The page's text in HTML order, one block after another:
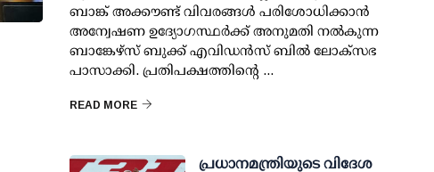
ബാങ്ക് അക്കൗണ്ട് വിവരങ്ങള്‍ പരിശോധിക്കാന്‍
അന്വേഷണ ഉദ്യോഗസ്ഥര്‍ക്ക് അനുമതി നല്‍കുന്ന
ബാങ്കേഴ്സ് ബുക്ക് എവിഡന്‍സ് ബില്‍ ലോക്സഭ
പാസാക്കി. പ്രതിപക്ഷത്തിന്റെ ...
READ MORE
പ്രധാനമന്ത്രിയുടെ വിദേശ